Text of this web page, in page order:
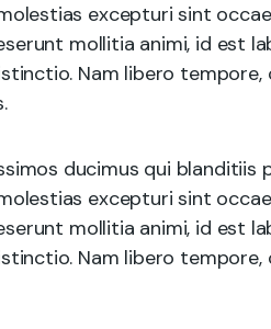
excepturi sint
mollitia animi, id est
Nam libero tempore,
ducimus qui blanditiis
excepturi sint
mollitia animi, id est
Nam libero tempore,